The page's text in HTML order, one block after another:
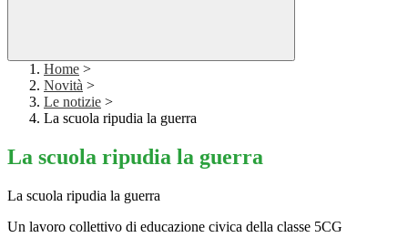
Home >
Novità >
Le notizie >
La scuola ripudia la guerra
La scuola ripudia la guerra
La scuola ripudia la guerra
Un lavoro collettivo di educazione civica della classe 5CG